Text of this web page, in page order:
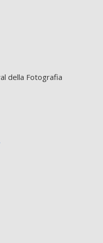
della Fotografia